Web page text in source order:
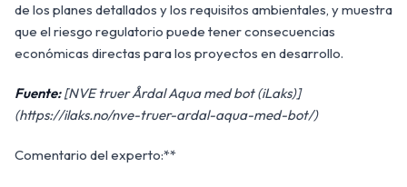
de los planes detallados y los requisitos ambientales, y muestra
que el riesgo regulatorio puede tener consecuencias
económicas directas para los proyectos en desarrollo.
Fuente:[NVE truer Årdal Aqua med bot (iLaks)]
(https://ilaks.no/nve-truer-ardal-aqua-med-bot/)
Comentario del experto:**